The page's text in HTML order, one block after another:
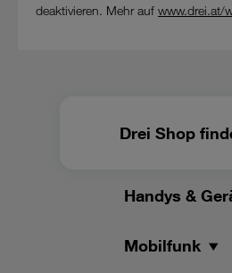
deaktivieren. Mehr auf www.drei.at/
Drei Shop
Handys &
Mobilfunk